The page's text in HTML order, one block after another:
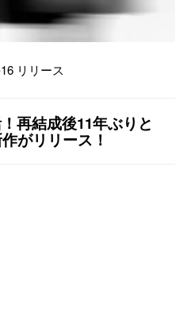
リリース
再結成後11年ぶりと
がリリース！